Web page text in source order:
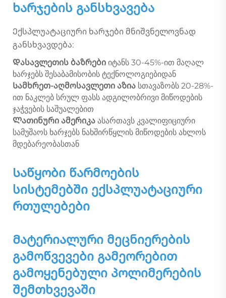
ხარჯების განსხვავება
Ექსპლუატაციური ხარჯები მნიშვნელოვნად
განსხვავდება:
Დასავლეთის ბაზრები იტანს 30-45%-ით მაღალ
ხარჯებს შესაბამისობის ტექნოლოგიებიდან
Სამხრეთ-აღმოსავლეთი აზია სთავაზობს 20-28%-
ით ნაკლებ სრულ ფასს ადგილობრივი მიწოდების
ჯაჭვების საშუალებით
Ლათინური ამერიკა ასართავს კვალიფიციური
სამუშაოს ხარჯებს ნახშირწყლის მიწოდების ახლოს
მდებარეობასთან
Საწყობი წარმოების
სისტემებში ექსპლუატაციური
რთულებები
Მატერიალური მეცნიერების
გამოწვევები გამეორებით
გამოყენებული პოლიმერების
შემთხვევაში